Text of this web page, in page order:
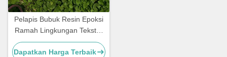
Pelapis Bubuk Resin Epoksi
Ramah Lingkungan Tekstur
Vena Pasir Abu-abu
Dekoratif Tinggi
Dapatkan Harga Terbaik